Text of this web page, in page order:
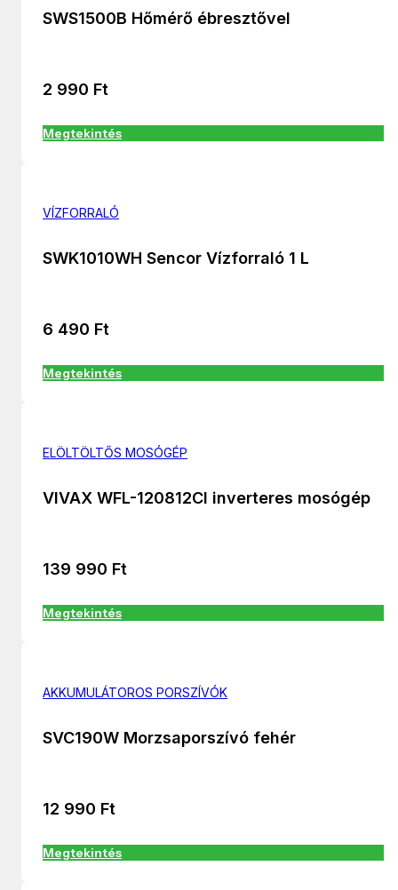
SWS1500B Hőmérő ébresztővel
2 990 Ft
Megtekintés
VÍZFORRALÓ
SWK1010WH Sencor Vízforraló 1 L
6 490 Ft
Megtekintés
ELÖLTÖLTŐS MOSÓGÉP
VIVAX WFL-120812CI inverteres mosógép
139 990 Ft
Megtekintés
AKKUMULÁTOROS PORSZÍVÓK
SVC190W Morzsaporszívó fehér
12 990 Ft
Megtekintés